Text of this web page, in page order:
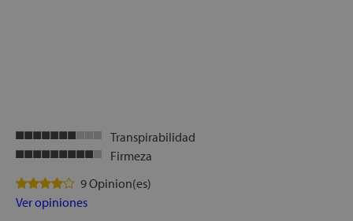
Transpirabilidad
Firmeza
9 Opinion(es)
Ver opiniones